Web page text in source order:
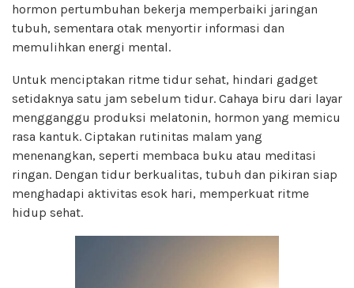
hormon pertumbuhan bekerja memperbaiki jaringan
tubuh, sementara otak menyortir informasi dan
memulihkan energi mental.
Untuk menciptakan ritme tidur sehat, hindari gadget
setidaknya satu jam sebelum tidur. Cahaya biru dari layar
mengganggu produksi melatonin, hormon yang memicu
rasa kantuk. Ciptakan rutinitas malam yang
menenangkan, seperti membaca buku atau meditasi
ringan. Dengan tidur berkualitas, tubuh dan pikiran siap
menghadapi aktivitas esok hari, memperkuat ritme
hidup sehat.